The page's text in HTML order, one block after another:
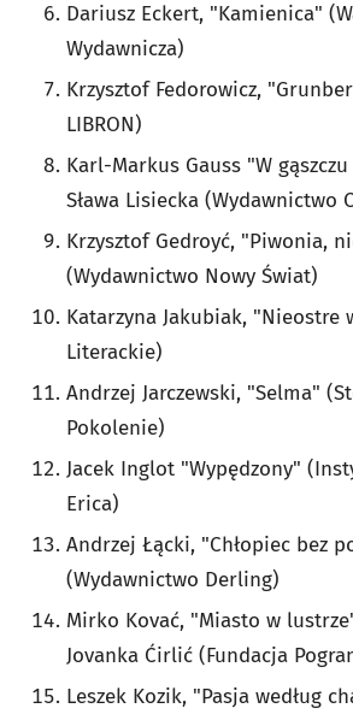
Dariusz Eckert, "Kamienica"
Wydawnicza)
Krzysztof Fedorowicz,
LIBRON)
Karl-Markus Gauss "W
Sława Lisiecka (Wydawnictwo
Krzysztof Gedroyć, "Piwonia,
(Wydawnictwo Nowy Świat)
Katarzyna Jakubiak, "Nieostre
Literackie)
Andrzej Jarczewski, "Selma"
Pokolenie)
Jacek Inglot "Wypędzony"
Erica)
Andrzej Łącki, "Chłopiec bez
(Wydawnictwo Derling)
Mirko Kovać, "Miasto w
Jovanka Ćirlić (Fundacja
Leszek Kozik, "Pasja według